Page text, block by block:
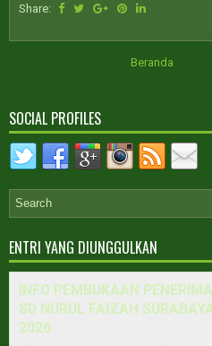
Share:
Beranda
SOCIAL PROFILES
ENTRI YANG DIUNGGULKAN
INFO PEMBUKAAN
SD NURUL FAIZAH
2026